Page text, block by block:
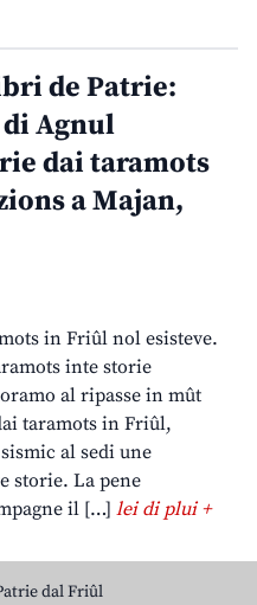
de Patrie:
di Agnul
dai taramots
a Majan,
in Friûl nol esisteve.
inte storie
al ripasse in mût
taramots in Friûl,
al sedi une
storie. La pene
il […] lei di plui +
dal Friûl